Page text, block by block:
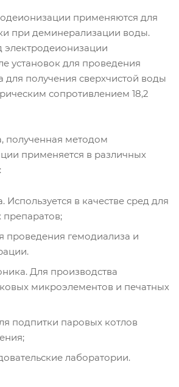
применяются для
при деминерализации воды.
электродеионизации
установок для проведения
для получения сверхчистой воды
сопротивлением 18,2
полученная методом
применяется в различных
в качестве сред для
препаратов;
проведения гемодиализа и
Для производства
микроэлементов и печатных
подпитки паровых котлов
лаборатории.